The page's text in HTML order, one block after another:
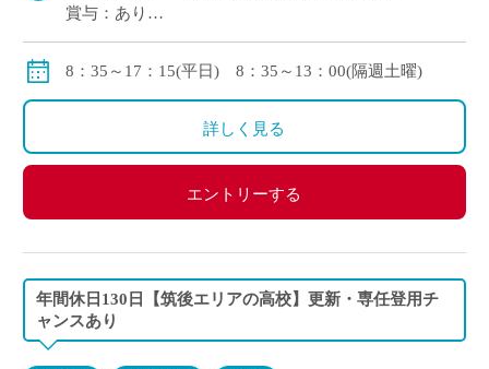
賞与：あり
保険：私学共済 社会保険、労災保険、雇用保険、退
◇モデル年収
30歳の場合：約4,700,000円/年
8：35～17：15(平日) 8：35～13：00(隔週土曜)
詳しく見る
エントリーする
年間休日130日【筑後エリアの高校】更新・専任登用チ
ャンスあり